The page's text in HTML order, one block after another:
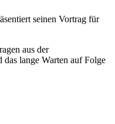
seinen Vortrag für
aus der
das lange Warten auf Folge